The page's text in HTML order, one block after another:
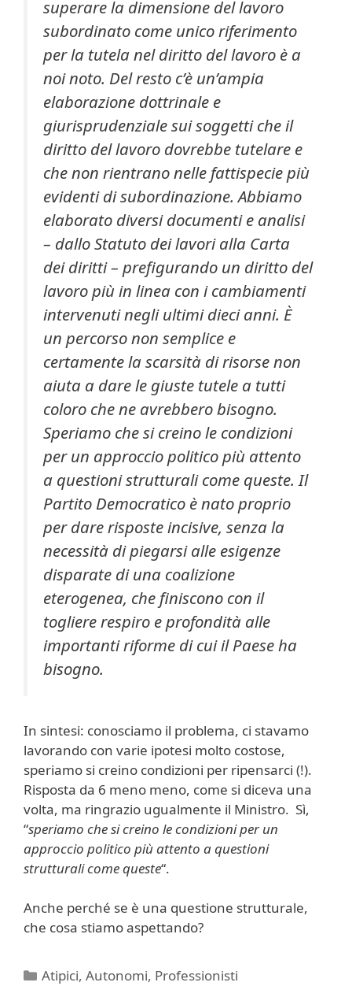
superare la dimensione del lavoro
subordinato come unico riferimento
per la tutela nel diritto del lavoro è a
noi noto. Del resto c’è un’ampia
elaborazione dottrinale e
giurisprudenziale sui soggetti che il
diritto del lavoro dovrebbe tutelare e
che non rientrano nelle fattispecie più
evidenti di subordinazione. Abbiamo
elaborato diversi documenti e analisi
– dallo Statuto dei lavori alla Carta
dei diritti – prefigurando un diritto del
lavoro più in linea con i cambiamenti
intervenuti negli ultimi dieci anni. È
un percorso non semplice e
certamente la scarsità di risorse non
aiuta a dare le giuste tutele a tutti
coloro che ne avrebbero bisogno.
Speriamo che si creino le condizioni
per un approccio politico più attento
a questioni strutturali come queste. Il
Partito Democratico è nato proprio
per dare risposte incisive, senza la
necessità di piegarsi alle esigenze
disparate di una coalizione
eterogenea, che finiscono con il
togliere respiro e profondità alle
importanti riforme di cui il Paese ha
bisogno.
In sintesi: conosciamo il problema, ci stavamo
lavorando con varie ipotesi molto costose,
speriamo si creino condizioni per ripensarci (!).
Risposta da 6 meno meno, come si diceva una
volta, ma ringrazio ugualmente il Ministro. Sì,
“speriamo che si creino le condizioni per un
approccio politico più attento a questioni
strutturali come queste“.
Anche perché se è una questione strutturale,
che cosa stiamo aspettando?
Categorie
Atipici,Autonomi, Professionisti